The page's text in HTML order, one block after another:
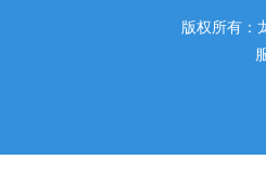
版权所有：